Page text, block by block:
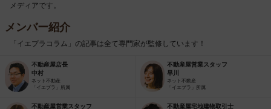
メディアです。
メンバー紹介
「イエプラコラム」の記事は全て専門家が監修しています！
不動産屋店長
中村
ネット不動産
「イエプラ」所属
不動産屋営業スタッフ
早川
ネット不動産
「イエプラ」所属
不動産屋営業スタッフ
不動産屋宅地建物取引士